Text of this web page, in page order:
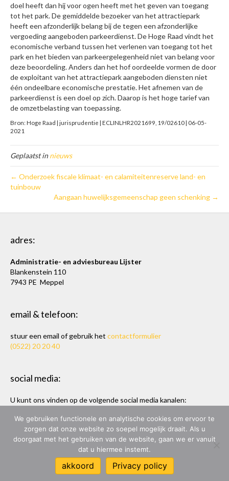
doel heeft dan hij voor ogen heeft met het geven van toegang
tot het park. De gemiddelde bezoeker van het attractiepark
heeft een afzonderlijk belang bij de tegen een afzonderlijke
vergoeding aangeboden parkeerdienst. De Hoge Raad vindt het
economische verband tussen het verlenen van toegang tot het
park en het bieden van parkeergelegenheid niet van belang voor
deze beoordeling. Anders dan het hof oordeelde vormen de door
de exploitant van het attractiepark aangeboden diensten niet
één ondeelbare economische prestatie. Het afnemen van de
parkeerdienst is een doel op zich. Daarop is het hoge tarief van
de omzetbelasting van toepassing.
Bron: Hoge Raad | jurisprudentie | ECLINLHR2021699, 19/02610 | 06-05-
2021
Geplaatst innieuws
← Onderzoek fiscale klimaat- en calamiteitenreserve land- en
tuinbouw
Aangaan huwelijksgemeenschap geen schenking →
adres:
Administratie- en adviesbureau Lijster
Blankenstein 110
7943 PE Meppel
email & telefoon:
stuur een email of gebruik het contactformulier
(0522) 20 20 40
social media:
U kunt ons vinden op de volgende social media kanalen:
ADMINISTRATIE- & ADVIESBUREAU LIJSTER
ONTWERP & BOUW: MARC HOPPEN
We gebruiken functionele en analytische cookies om ervoor te
zorgen dat onze website zo soepel mogelijk draait. Als u
doorgaat met het gebruiken van de website, gaan we er vanuit
dat u hiermee instemt.
akkoord Privacy policy